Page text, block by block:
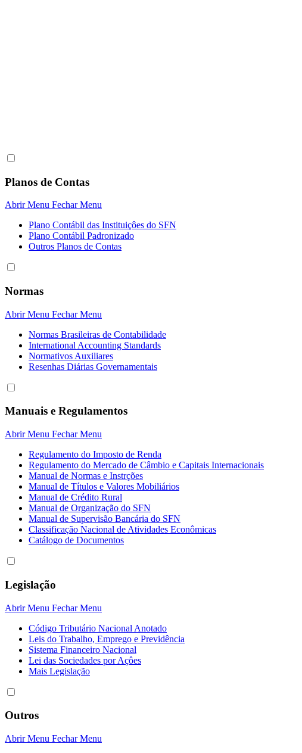
Planos de Contas
Abrir Menu Fechar Menu
Plano Contábil das Instituiçôes do SFN
Plano Contábil Padronizado
Outros Planos de Contas
Normas
Abrir Menu Fechar Menu
Normas Brasileiras de Contabilidade
International Accounting Standards
Normativos Auxiliares
Resenhas Diárias Governamentais
Manuais e Regulamentos
Abrir Menu Fechar Menu
Regulamento do Imposto de Renda
Regulamento do Mercado de Câmbio e Capitais Internacionais
Manual de Normas e Instrções
Manual de Títulos e Valores Mobiliários
Manual de Crédito Rural
Manual de Organização do SFN
Manual de Supervisão Bancária do SFN
Classificação Nacional de Atividades Econômicas
Catálogo de Documentos
Legislação
Abrir Menu Fechar Menu
Código Tributário Nacional Anotado
Leis do Trabalho, Emprego e Previdência
Sistema Financeiro Nacional
Lei das Sociedades por Açôes
Mais Legislação
Outros
Abrir Menu Fechar Menu